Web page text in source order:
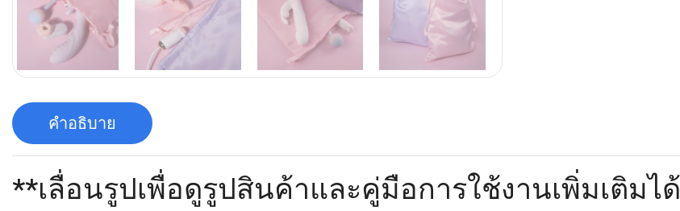
คำอธิบาย
**เลื่อนรูปเพื่อดูรูปสินค้าและคู่มือการใช้งานเพิ่มเติมได้